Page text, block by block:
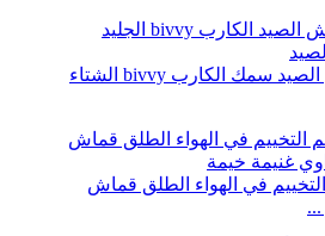
الجملة قماش الصيد سمك الكارب bivvy الشتاء
في الهواء الطلق قماش
...